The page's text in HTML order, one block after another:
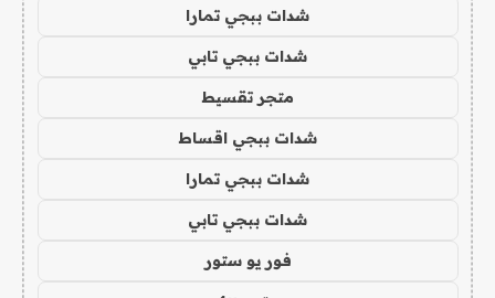
شدات ببجي تمارا
شدات ببجي تابي
متجر تقسيط
شدات ببجي اقساط
شدات ببجي تمارا
شدات ببجي تابي
فور يو ستور